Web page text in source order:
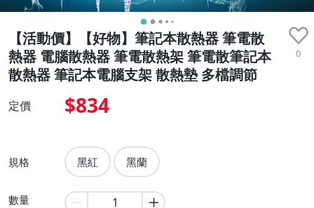
【活動價】【好物】筆記本散熱器 筆電散
熱器 電腦散熱器 筆電散熱架 筆電散筆記本
散熱器 筆記本電腦支架 散熱墊 多檔調節
0
定價 $834
規格 黑紅 黑蘭
數量